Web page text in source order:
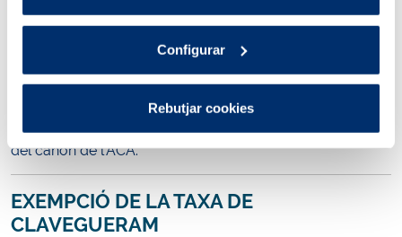
Configurar
Rebutjar cookies
Exempció de la taxasi et beneficies de la tarifa
dels serveis socials que acredita que estàs en una
situació de vulnerabilitat.
S’aplica automàticament si et beneficies de la tarifa social
del cànon de l’ACA.
EXEMPCIÓ DE LA TAXA DE
CLAVEGUERAM